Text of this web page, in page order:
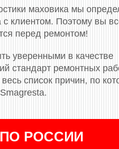
маховика мы
клиентом. Поэтому вы
перед ремонтом!
уверенными в качестве
стандарт ремонтных
список причин, по
РОССИИ